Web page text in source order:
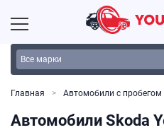
Главная Автомобили с пробегом
Автомобили Skoda